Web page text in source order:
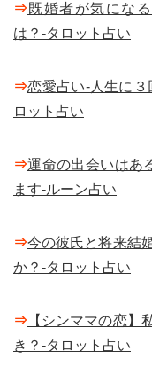
⇒既婚者が気にな
は？-タロット占い
⇒恋愛占い-人生に３
ロット占い
⇒運命の出会いはあ
ます-ルーン占い
⇒今の彼氏と将来結
か？-タロット占い
⇒ 【シンママの恋】
き？-タロット占い